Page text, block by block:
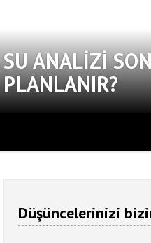
SU ANALIZI
PLANLANIR?
Düşüncelerinizi